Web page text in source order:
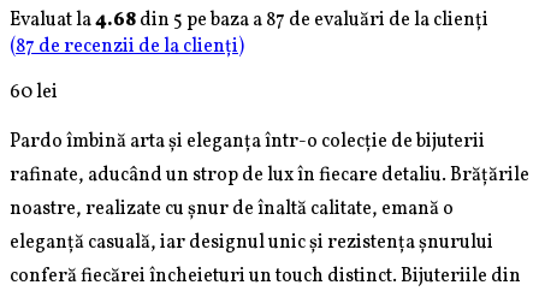
Evaluat la4.68din 5 pe baza a87 de evaluări de la clienți
(87de recenzii de la clienți)
60lei
Pardo îmbină arta și eleganța într-o colecție de bijuterii
rafinate, aducând un strop de lux în fiecare detaliu. Brățările
noastre, realizate cu șnur de înaltă calitate, emană o
eleganță casuală, iar designul unic și rezistența șnurului
conferă fiecărei încheieturi un touch distinct. Bijuteriile din